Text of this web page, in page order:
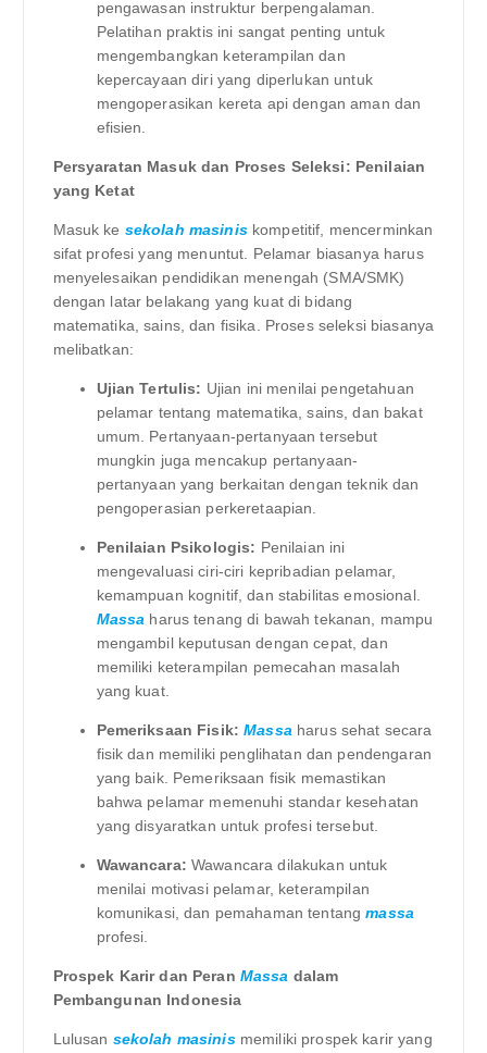
pengawasan instruktur berpengalaman.
Pelatihan praktis ini sangat penting untuk
mengembangkan keterampilan dan
kepercayaan diri yang diperlukan untuk
mengoperasikan kereta api dengan aman dan
efisien.
Persyaratan Masuk dan Proses Seleksi: Penilaian
yang Ketat
Masuk ke sekolah masiniskompetitif, mencerminkan
sifat profesi yang menuntut. Pelamar biasanya harus
menyelesaikan pendidikan menengah (SMA/SMK)
dengan latar belakang yang kuat di bidang
matematika, sains, dan fisika. Proses seleksi biasanya
melibatkan:
Ujian Tertulis: Ujian ini menilai pengetahuan
pelamar tentang matematika, sains, dan bakat
umum. Pertanyaan-pertanyaan tersebut
mungkin juga mencakup pertanyaan-
pertanyaan yang berkaitan dengan teknik dan
pengoperasian perkeretaapian.
Penilaian Psikologis: Penilaian ini
mengevaluasi ciri-ciri kepribadian pelamar,
kemampuan kognitif, dan stabilitas emosional.
Massa harus tenang di bawah tekanan, mampu
mengambil keputusan dengan cepat, dan
memiliki keterampilan pemecahan masalah
yang kuat.
Pemeriksaan Fisik: Massa harus sehat secara
fisik dan memiliki penglihatan dan pendengaran
yang baik. Pemeriksaan fisik memastikan
bahwa pelamar memenuhi standar kesehatan
yang disyaratkan untuk profesi tersebut.
Wawancara: Wawancara dilakukan untuk
menilai motivasi pelamar, keterampilan
komunikasi, dan pemahaman tentangmassa
profesi.
Prospek Karir dan Peran Massa dalam
Pembangunan Indonesia
Lulusan sekolah masinismemiliki prospek karir yang